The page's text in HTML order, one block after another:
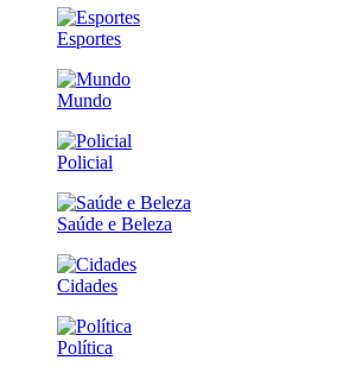
Esportes
Mundo
Policial
Saúde e Beleza
Cidades
Política